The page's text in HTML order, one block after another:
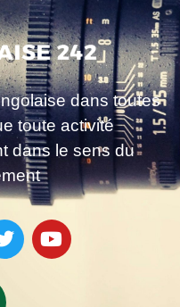
dans toutes
toute activité
dans le sens du